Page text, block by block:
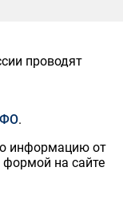
проводят
.
информацию от
формой на сайте